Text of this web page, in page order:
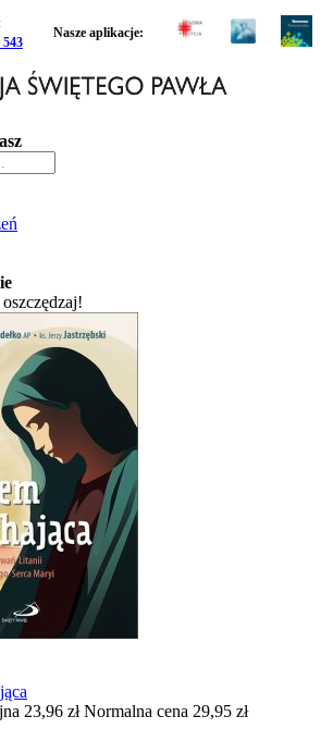
543
Nasze aplikacje:
23,96 zł Normalna cena 29,95 zł